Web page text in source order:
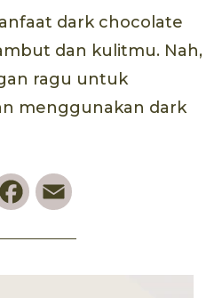
dark chocolate
dan kulitmu. Nah,
ragu untuk
menggunakan dark
Facebook